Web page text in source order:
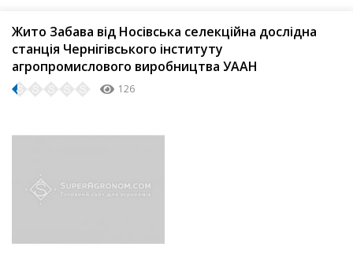
Жито Забава від Носівська селекційна дослідна
станція Чернігівського інституту
агропромислового виробництва УААН
126